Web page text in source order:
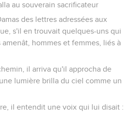
au souverain sacrificateur
des lettres adressées aux
s'il en trouvait quelques-uns qui
hommes et femmes, liés à
il arriva qu'il approcha de
lumière brilla du ciel comme un
il entendit une voix qui lui disait :